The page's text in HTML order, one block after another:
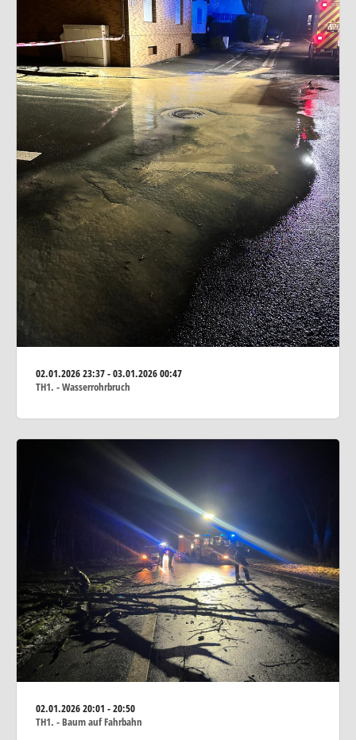
02.01.202623:37 - 03.01.2026 00:47
TH1. - Wasserrohrbruch
02.01.202620:01 - 20:50
TH1. - Baum auf Fahrbahn